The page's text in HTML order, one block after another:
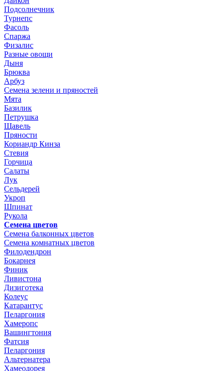
Подсолнечник
Турнепс
Фасоль
Спаржа
Физалис
Разные овощи
Дыня
Брюква
Арбуз
Семена зелени и пряностей
Мята
Базилик
Петрушка
Щавель
Пряности
Кориандр Кинза
Стевия
Горчица
Салаты
Лук
Сельдерей
Укроп
Шпинат
Рукола
Семена цветов
Семена балконных цветов
Семена комнатных цветов
Филодендрон
Бокарнея
Финик
Ливистона
Дизиготека
Колеус
Катарантус
Пеларгония
Хамеропс
Вашингтония
Фатсия
Пеларгония
Альтернатера
Хамеодорея